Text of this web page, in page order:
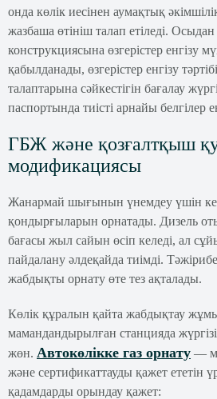
онда көлік иесінен аумақтық
жазбаша өтініш талап етіледі. Осыдан
конструкциясына өзгерістер енгізу
қабылданады, өзгерістер енгізу
талаптарына сәйкестігін бағалау
паспортында тиісті арнайы белгілер
ГБЖ және қозғалтқыш
модификациясы
Жанармай шығынын үнемдеу үшін
қондырғыларын орнатады. Дизель
бағасы жыл сайын өсіп келеді, ал
пайдалану әлдеқайда тиімді.
жабдықты орнату өте тез ақталады.
Көлік құралын қайта жабдықтау
мамандандырылған станцияда
жөн. Автокөлікке газ орнату —
және сертификаттауды қажет ететін
қадамдарды орындау қажет: